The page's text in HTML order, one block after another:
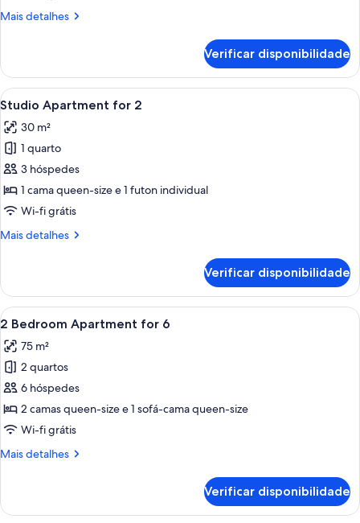
3
Mais detalhes
Mais
quarto:
Studio
Apartment
3
Verificar disponibilidade
Ver
todas
as
imagens
de
Studio
Apartment
2
Quarto de hotel com cama, mesa
9
Studio Apartment for 2
30 m²
1 quarto
3 hóspedes
1 cama queen-size e 1 futon individual
Wi-fi grátis
Mais detalhes
Mais
quarto:
Studio
Apartment
2
Verificar disponibilidade
Ver
todas
as
imagens
de
2
Bedroom
for
Uma sala de estar moderna com
17
2 Bedroom Apartment for 6
75 m²
2 quartos
6 hóspedes
2 camas queen-size e 1 sofá-cama queen-size
Wi-fi grátis
Mais detalhes
Mais
quarto:
Verificar disponibilidade